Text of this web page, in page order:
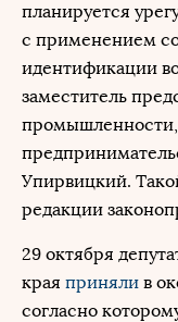
планируется
с применением
идентификации
заместитель
Упирвицкий.
редакции
29 октября
края приняли в
согласно